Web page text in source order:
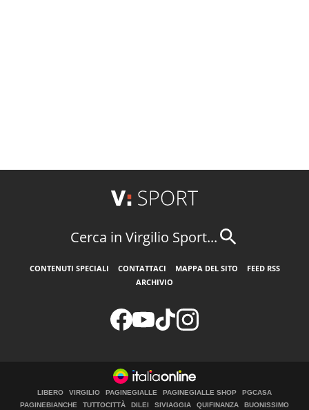
Cerca in Virgilio Sport...
CONTENUTI SPECIALI CONTATTACI MAPPA DEL SITO
FEED RSS
ARCHIVIO
LIBERO VIRGILIO PAGINEGIALLE PAGINEGIALLE SHOP
PGCASA
PAGINEBIANCHE
TUTTOCITTÀ DILEI SIVIAGGIA QUIFINANZA
BUONISSIMO